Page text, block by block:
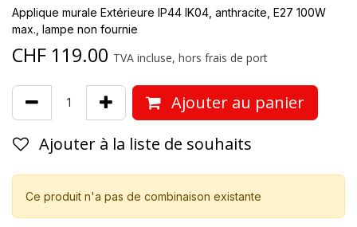
Applique murale Extérieure IP44 IK04, anthracite, E27 100W
max., lampe non fournie
CHF 119.00 TVA incluse, hors frais de port
Ajouter au panier
Ajouter à la liste de souhaits
Ce produit n'a pas de combinaison existante